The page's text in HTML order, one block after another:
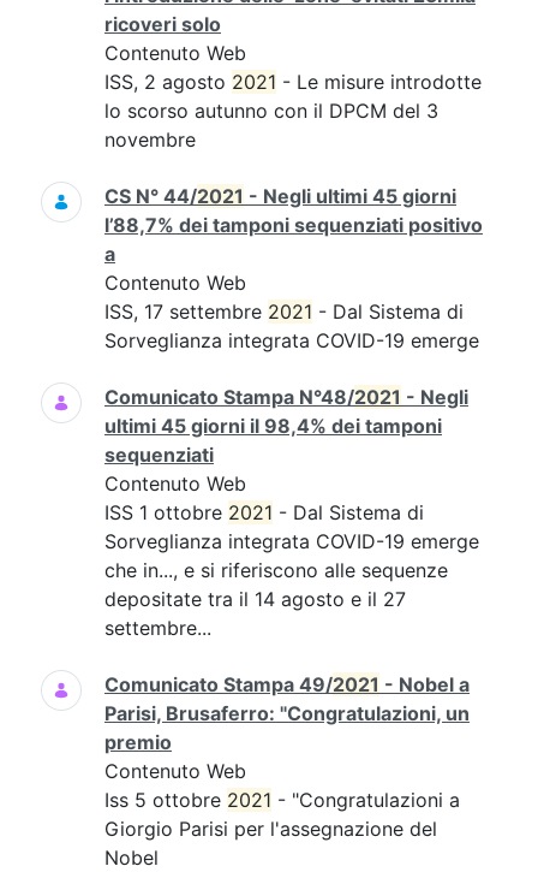
ricoveri solo
Contenuto Web
ISS, 2 agosto 2021 - Le misure introdotte
lo scorso autunno con il DPCM del 3
novembre
CS N° 44/2021 - Negli ultimi 45 giorni
l’88,7% dei tamponi sequenziati positivo
a
Contenuto Web
ISS, 17 settembre 2021 - Dal Sistema di
Sorveglianza integrata COVID-19 emerge
Comunicato Stampa N°48/2021 - Negli
ultimi 45 giorni il 98,4% dei tamponi
sequenziati
Contenuto Web
ISS 1 ottobre 2021 - Dal Sistema di
Sorveglianza integrata COVID-19 emerge
che in..., e si riferiscono alle sequenze
depositate tra il 14 agosto e il 27
settembre...
Comunicato Stampa 49/2021 - Nobel a
Parisi, Brusaferro: "Congratulazioni, un
premio
Contenuto Web
Iss 5 ottobre 2021 - "Congratulazioni a
Giorgio Parisi per l'assegnazione del
Nobel